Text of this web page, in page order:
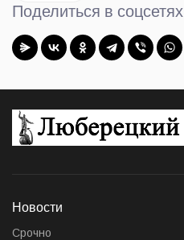
Поделиться в соцсетях
Новости
Срочно